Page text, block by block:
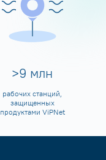
>10 млн
рабочих станций,
защищенных
продуктами ViPNet